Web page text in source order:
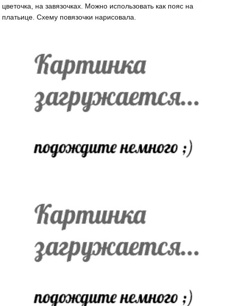
цветочка, на завязочках. Можно использовать как пояс на
платьице. Схему повязочки нарисовала.